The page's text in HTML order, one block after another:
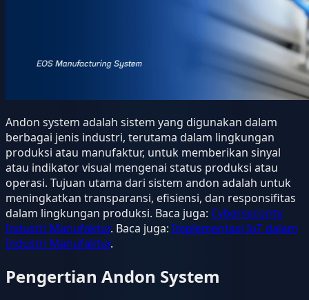
Andon system adalah sistem yang digunakan dalam
berbagai jenis industri, terutama dalam lingkungan
produksi atau manufaktur, untuk memberikan sinyal
atau indikator visual mengenai status produksi atau
operasi. Tujuan utama dari sistem andon adalah untuk
meningkatkan transparansi, efisiensi, dan responsifitas
dalam lingkungan produksi. Baca juga: Cybersecurity
Industri Manufaktur. Baca juga: Implementasi IoT dalam
Industri Manufaktur.
Pengertian Andon System